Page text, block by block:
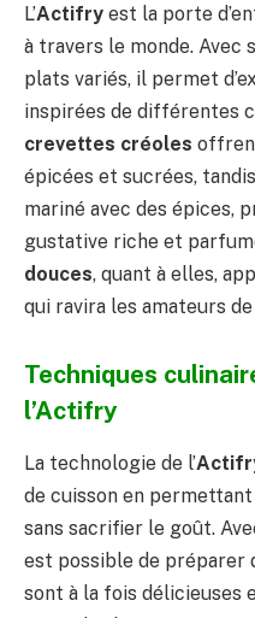
L’Actifry est la porte
à travers le monde. Avec
plats variés, il permet
inspirées de différentes
crevettes créoles
épicées et sucrées,
mariné avec des épices,
gustative riche et
douces, quant à elles,
qui ravira les amateurs
Techniques
l’Actifry
La technologie de l’
de cuisson en
sans sacrifier le goût.
est possible de préparer
sont à la fois délicieuses